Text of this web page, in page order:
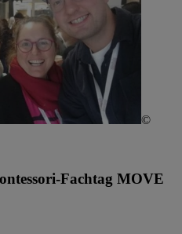
©
Fachtag MOVE